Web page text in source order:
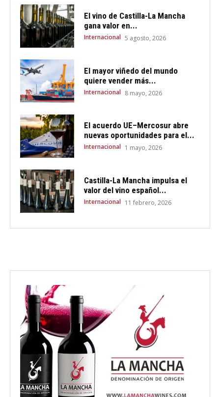
El vino de Castilla-La Mancha
gana valor en...
Internacional 5 agosto, 2026
El mayor viñedo del mundo
quiere vender más...
Internacional 8 mayo, 2026
El acuerdo UE–Mercosur abre
nuevas oportunidades para el...
Internacional 1 mayo, 2026
Castilla-La Mancha impulsa el
valor del vino español...
Internacional 11 febrero, 2026